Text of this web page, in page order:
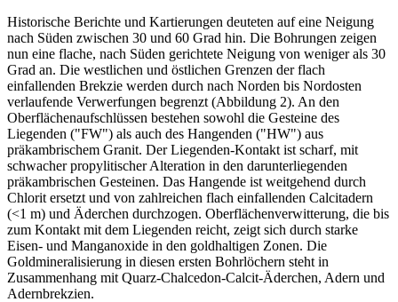
Historische Berichte und Kartierungen deuteten auf eine Neigung
nach Süden zwischen 30 und 60 Grad hin. Die Bohrungen zeigen
nun eine flache, nach Süden gerichtete Neigung von weniger als 30
Grad an. Die westlichen und östlichen Grenzen der flach
einfallenden Brekzie werden durch nach Norden bis Nordosten
verlaufende Verwerfungen begrenzt (Abbildung 2). An den
Oberflächenaufschlüssen bestehen sowohl die Gesteine des
Liegenden ("FW") als auch des Hangenden ("HW") aus
präkambrischem Granit. Der Liegenden-Kontakt ist scharf, mit
schwacher propylitischer Alteration in den darunterliegenden
präkambrischen Gesteinen. Das Hangende ist weitgehend durch
Chlorit ersetzt und von zahlreichen flach einfallenden Calcitadern
(<1 m) und Äderchen durchzogen. Oberflächenverwitterung, die bis
zum Kontakt mit dem Liegenden reicht, zeigt sich durch starke
Eisen- und Manganoxide in den goldhaltigen Zonen. Die
Goldmineralisierung in diesen ersten Bohrlöchern steht in
Zusammenhang mit Quarz-Chalcedon-Calcit-Äderchen, Adern und
Adernbrekzien.